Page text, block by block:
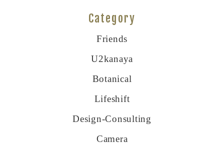
Category
Friends
U2kanaya
Botanical
Lifeshift
Design-Consulting
Camera